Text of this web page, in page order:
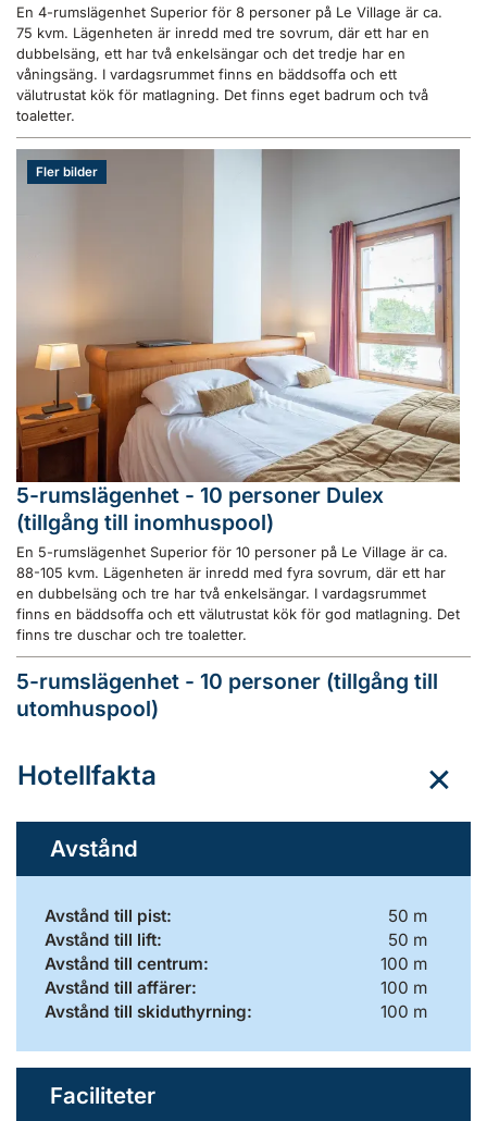
En 4-rumslägenhet Superior för 8 personer på Le Village är ca.
75 kvm. Lägenheten är inredd med tre sovrum, där ett har en
dubbelsäng, ett har två enkelsängar och det tredje har en
våningsäng. I vardagsrummet finns en bäddsoffa och ett
välutrustat kök för matlagning. Det finns eget badrum och två
toaletter.
Fler bilder
5-rumslägenhet - 10 personer Dulex
(tillgång till inomhuspool)
En 5-rumslägenhet Superior för 10 personer på Le Village är ca.
88-105 kvm. Lägenheten är inredd med fyra sovrum, där ett har
en dubbelsäng och tre har två enkelsängar. I vardagsrummet
finns en bäddsoffa och ett välutrustat kök för god matlagning. Det
finns tre duschar och tre toaletter.
5-rumslägenhet - 10 personer (tillgång till
utomhuspool)
Hotellfakta
Avstånd
Avstånd till pist:
50 m
Avstånd till lift:
50 m
Avstånd till centrum:
100 m
Avstånd till affärer:
100 m
Avstånd till skiduthyrning:
100 m
Faciliteter